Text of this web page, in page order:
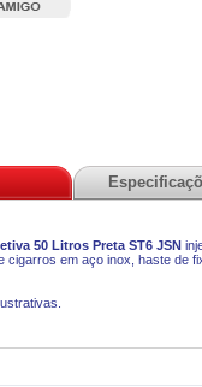
50 Litros Preta ST6 JSN
cigarros em aço inox, haste de